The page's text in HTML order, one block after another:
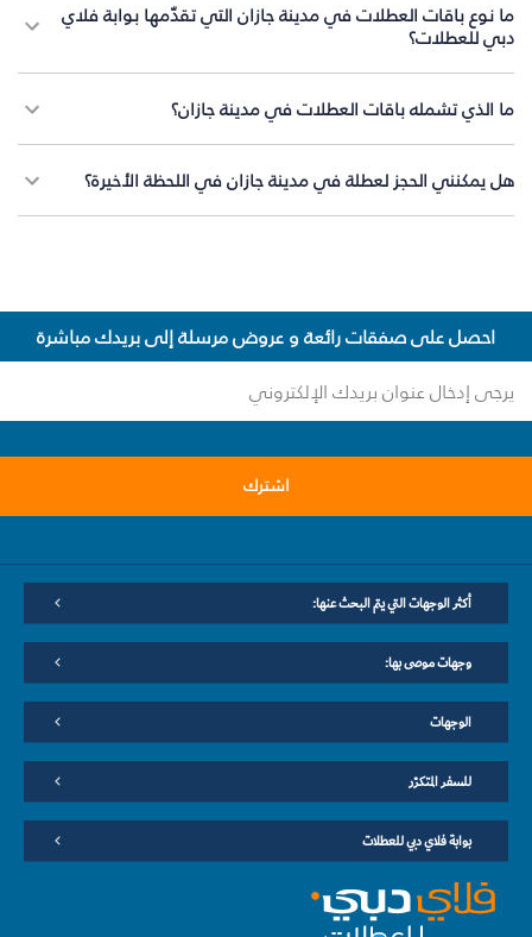
ما نوع باقات العطلات في مدينة جازان التي تقدّمها بوابة فلاي
دبي للعطلات؟
ما الذي تشمله باقات العطلات في مدينة جازان؟
هل يمكنني الحجز لعطلة في مدينة جازان في اللحظة الأخيرة؟
احصل على صفقات رائعة و عروض مرسلة إلى بريدك مباشرة
اشترك
أكثر الوجهات التي يتم البحث عنها:
وجهات موصى بها:
الوجهات
للسفر المتكرّر
بوابة فلاي دبي للعطلات